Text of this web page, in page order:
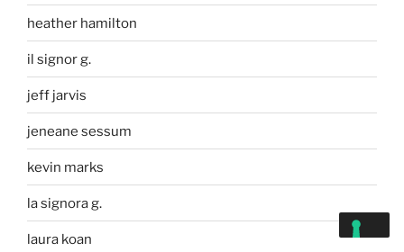
heather hamilton
il signor g.
jeff jarvis
jeneane sessum
kevin marks
la signora g.
laura koan